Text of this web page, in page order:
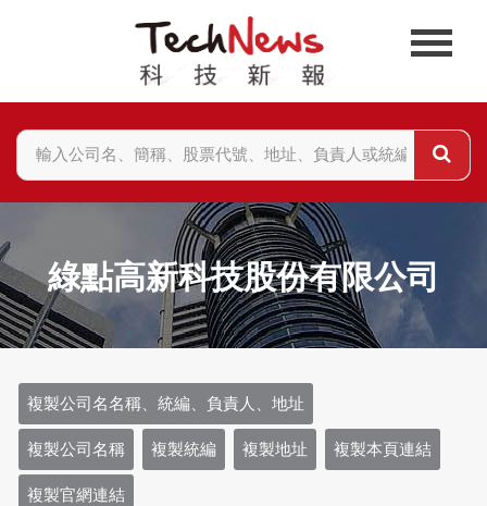
綠點高新科技股份有限公司
複製公司名名稱、統編、負責人、地址
複製公司名稱 複製統編 複製地址 複製本頁連結
複製官網連結